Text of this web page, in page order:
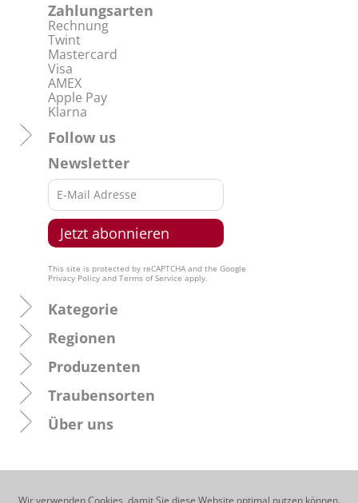
Wir verwenden Cookies, damit Sie diese Website optimal nutzen können.
Zahlungsarten
Rechnung
Twint
Mastercard
Visa
AMEX
Apple Pay
Klarna
Follow us
Newsletter
This site is protected by reCAPTCHA and the Google
Privacy Policy and Terms of Service apply.
Kategorie
Regionen
Produzenten
Traubensorten
Über uns